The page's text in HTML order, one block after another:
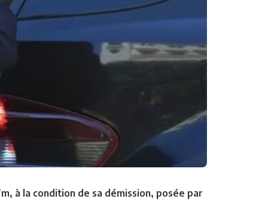
à la condition de sa démission, posée par